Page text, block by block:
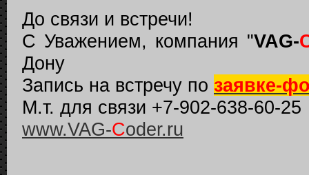
До связи и встречи!
С Уважением, компания "VAG-
Дону
Запись на встречу по заявке-
М.т. для связи +7-902-638-60-25
www.VAG-Coder.ru